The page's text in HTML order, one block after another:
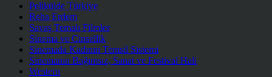
Pelikülde Türkiye
Reha Erdem
Savaş Temalı Filmler
Sinema ve Cinsellik
Sinemada Kadının Temsil Sistemi
Sinemanın Bağımsız, Sanat ve Festival Hali
Western